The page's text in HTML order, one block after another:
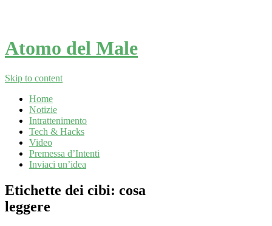
Atomo del Male
Skip to content
Home
Notizie
Intrattenimento
Tech & Hacks
Video
Premessa d’Intenti
Inviaci un’idea
Etichette dei cibi: cosa
leggere